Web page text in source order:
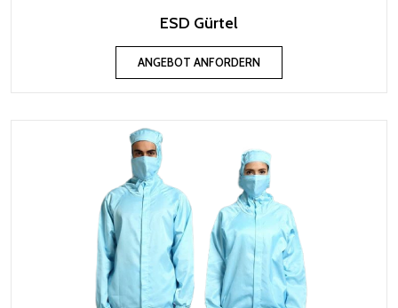
ESD Gürtel
ANGEBOT ANFORDERN